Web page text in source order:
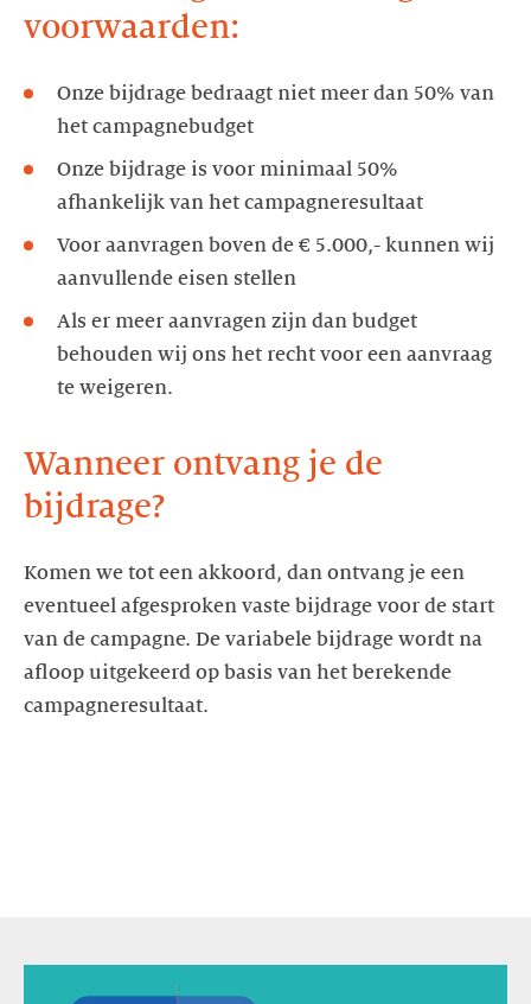
voorwaarden:
Onze bijdrage bedraagt niet meer dan 50% van
het campagnebudget
Onze bijdrage is voor minimaal 50%
afhankelijk van het campagneresultaat
Voor aanvragen boven de € 5.000,- kunnen wij
aanvullende eisen stellen
Als er meer aanvragen zijn dan budget
behouden wij ons het recht voor een aanvraag
te weigeren.
Wanneer ontvang je de
bijdrage?
Komen we tot een akkoord, dan ontvang je een
eventueel afgesproken vaste bijdrage voor de start
van de campagne. De variabele bijdrage wordt na
afloop uitgekeerd op basis van het berekende
campagneresultaat.